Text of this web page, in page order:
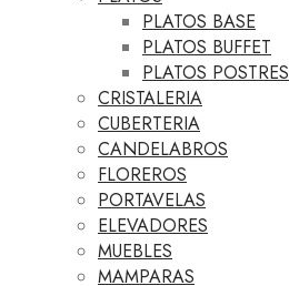
PLATOS BASE
PLATOS BUFFET
PLATOS POSTRES
CRISTALERIA
CUBERTERIA
CANDELABROS
FLOREROS
PORTAVELAS
ELEVADORES
MUEBLES
MAMPARAS